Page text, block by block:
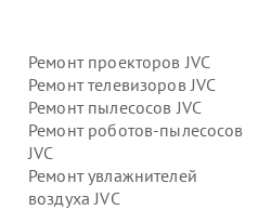
Ремонт проекторов JVC
Ремонт телевизоров JVC
Ремонт пылесосов JVC
Ремонт роботов-пылесосов
JVC
Ремонт увлажнителей
воздуха JVC